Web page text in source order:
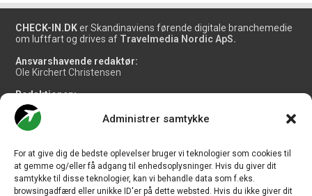
Administrer samtykke
For at give dig de bedste oplevelser bruger vi teknologier som cookies til
at gemme og/eller få adgang til enhedsoplysninger. Hvis du giver dit
samtykke til disse teknologier, kan vi behandle data som f.eks.
browsingadfærd eller unikke ID'er på dette websted. Hvis du ikke giver dit
CHECK-IN.DK er Skandinaviens førende digitale branchemedie
om luftfart og drives af Travelmedia Nordic ApS.
Ansvarshavende redaktør:
Ole Kirchert Christensen
Redaktionen:
Christian Granhøj Skouboe
Henrik Baumgarten
Danny Longhi Andreasen
Salg og jobannoncer:
salg@travelmedianordic.com